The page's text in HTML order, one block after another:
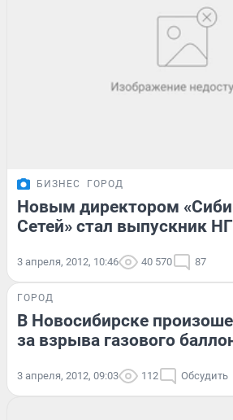
БИЗНЕС ГОРОД
Новым директором
Сетей» стал выпускник
3 апреля, 2012, 10:46 40 570 87
ГОРОД
В Новосибирске
за взрыва газового
3 апреля, 2012, 09:03 112 Обсудить